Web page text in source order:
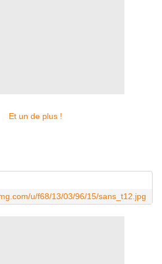
u/f68/13/03/96/15/sans_t12.jpg